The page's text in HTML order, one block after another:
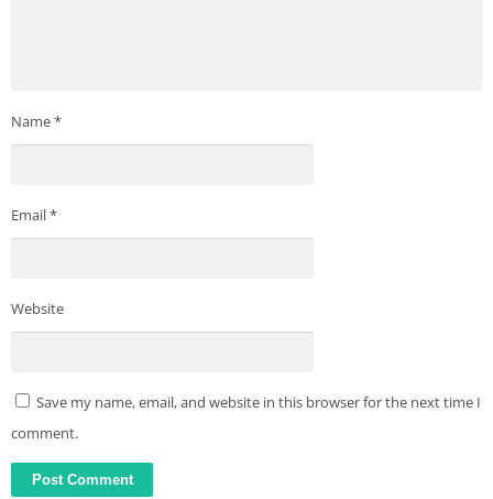
Name*
Email*
Website
Save my name, email, and website in this browser for the next time I
comment.